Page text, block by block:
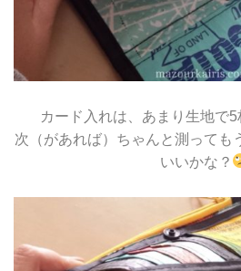
カード入れは、あまり生地で5
次（があれば）ちゃんと測っても
いいかな？